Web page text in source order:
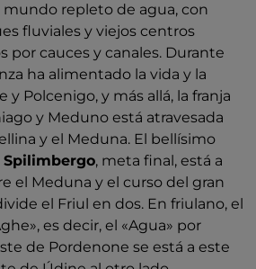
repleto de agua, con
fluviales y viejos centros
por cauces y canales. Durante
ha alimentado la vida y la
y Polcenigo, y más allá, la franja
y Meduno está atravesada
y el Meduna. El bellísimo
Spilimbergo, meta final, está a
el Meduna y el curso del gran
el Friul en dos. En friulano, el
es decir, el «Agua» por
de Pordenone se está a este